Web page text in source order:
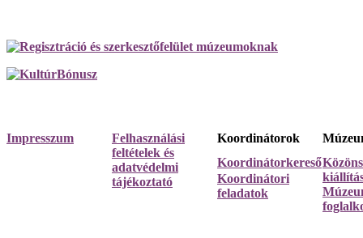
Impresszum
Felhasználási
feltételek és
adatvédelmi
tájékoztató
Koordinátorok
Koordinátorkereső
Koordinátori
feladatok